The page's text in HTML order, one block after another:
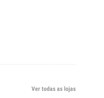
Ver todas as lojas